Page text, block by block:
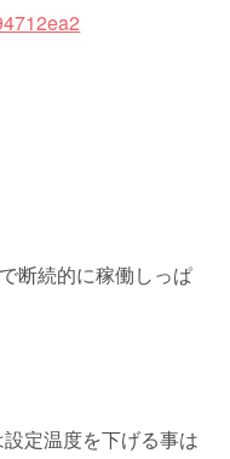
断続的に稼働しっぱ
定温度を下げる事は